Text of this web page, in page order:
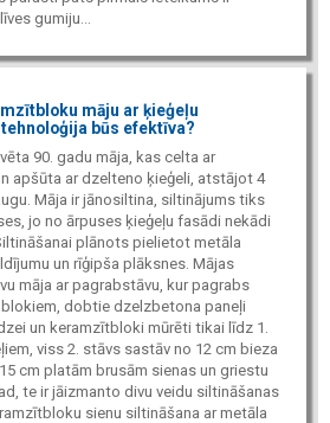
gumiju...
māju ar ķieģeļu
būs efektīva?
90. gadu māja, kas celta ar
apšūta ar dzelteno ķieģeli, atstājot 4
Māja ir jānosiltina, siltinājums tiks
jo no ārpuses ķieģeļu fasādi nekādi
plānots pielietot metāla
un rīģipša plāksnes. Mājas
māja ar pagrabstāvu, kur pagrabs
dobtie dzelzbetona paneļi
un keramzītbloki mūrēti tikai līdz 1.
viss 2. stāvs sastāv no 12 cm bieza
cm platām brusām sienas un griestu
te ir jāizmanto divu veidu siltināšanas
sienu siltināšana ar metāla